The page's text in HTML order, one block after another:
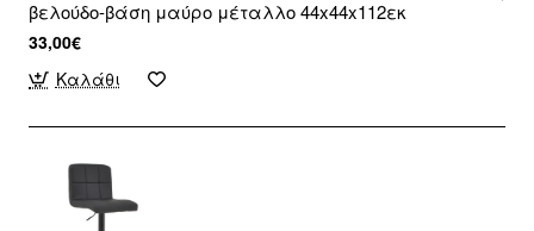
βελούδο-βάση μαύρο μέταλλο 44x44x112εκ
33,00€
Καλάθι